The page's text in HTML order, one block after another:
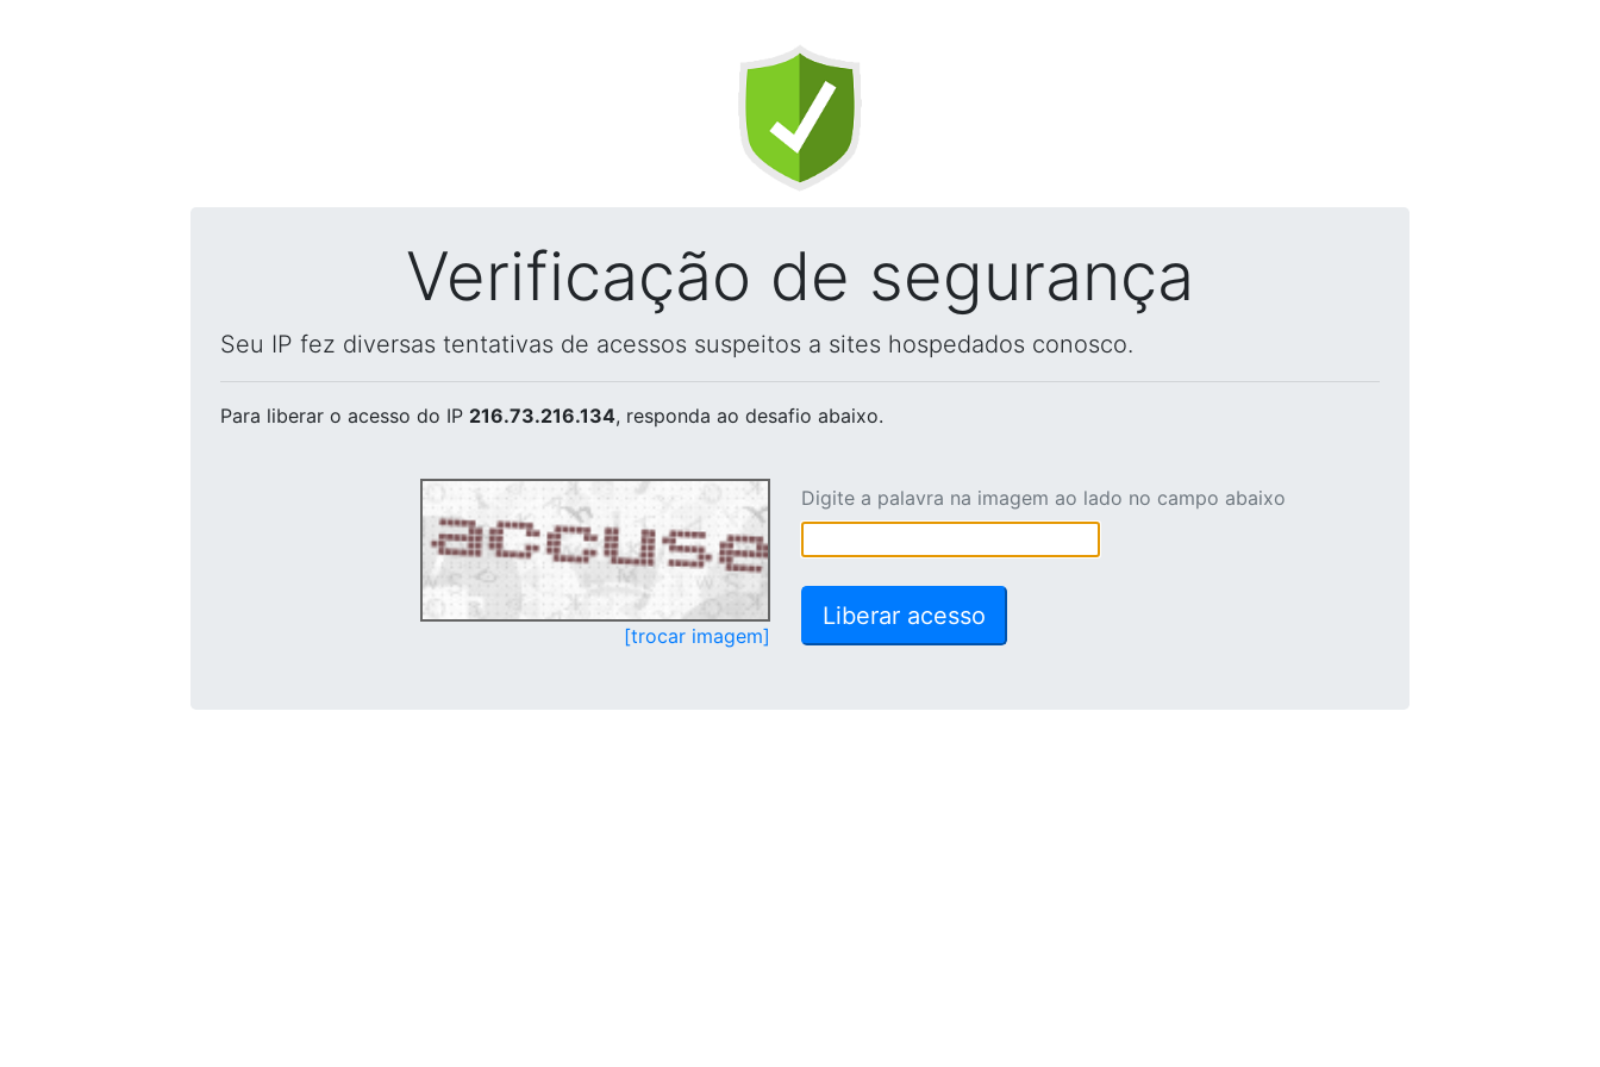
Verificação de segurança
Seu IP fez diversas tentativas de acessos suspeitos a sites hospedados conosco.
Para liberar o acesso do IP 216.73.216.134, responda ao desafio abaixo.
[trocar imagem]
Digite a palavra na imagem ao lado no campo abaixo